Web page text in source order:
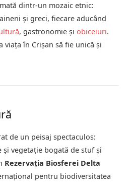
dintr-un mozaic etnic:
și greci, fiecare aducând
, gastronomie și obiceiuri.
viața în Crișan să fie unică și
de un peisaj spectaculos:
vegetație bogată de stuf și
Rezervația Biosferei Delta
pentru biodiversitatea